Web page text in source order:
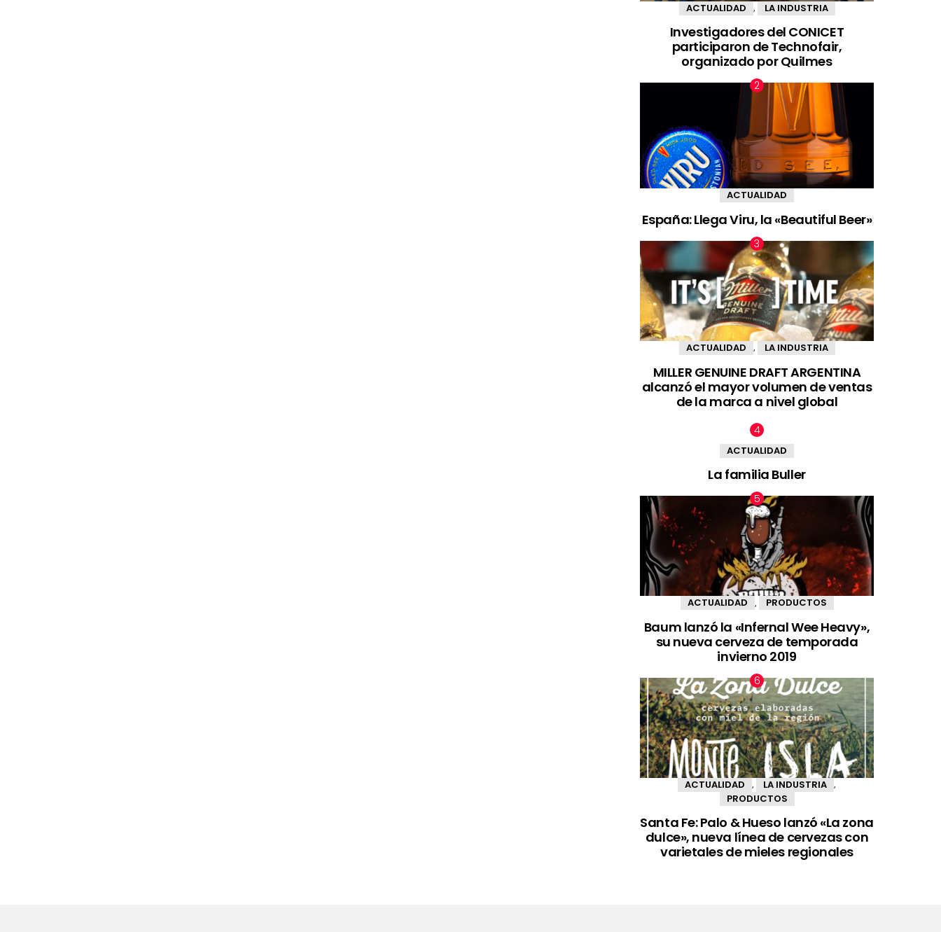
ACTUALIDAD , LA INDUSTRIA
Investigadores del CONICET
participaron de Technofair,
organizado por Quilmes
ACTUALIDAD
España: Llega Viru, la «Beautiful Beer»
ACTUALIDAD , LA INDUSTRIA
MILLER GENUINE DRAFT ARGENTINA
alcanzó el mayor volumen de ventas
de la marca a nivel global
ACTUALIDAD
La familia Buller
ACTUALIDAD PRODUCTOS
Baum lanzó la «Infernal Wee Heavy»,
su nueva cerveza de temporada
invierno 2019
ACTUALIDAD , LA INDUSTRIA ,
PRODUCTOS
Santa Fe: Palo & Hueso lanzó «La zona
dulce», nueva línea de cervezas con
varietales de mieles regionales